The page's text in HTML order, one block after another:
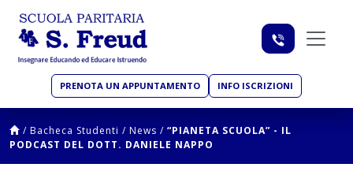
PRENOTA UN APPUNTAMENTO INFO ISCRIZIONI
/ Bacheca Studenti / News / “PIANETA SCUOLA” - IL
PODCAST DEL DOTT. DANIELE NAPPO